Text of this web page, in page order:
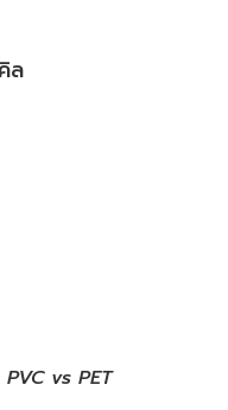
ล
vs PET